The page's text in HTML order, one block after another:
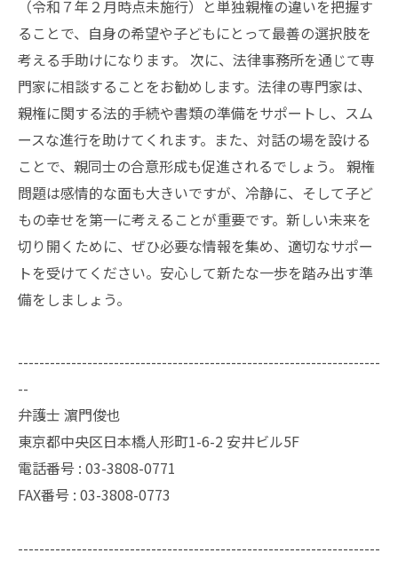
（令和７年２月時点未施行）と単独親権の違いを把握す
ることで、自身の希望や子どもにとって最善の選択肢を
考える手助けになります。 次に、法律事務所を通じて専
門家に相談することをお勧めします。法律の専門家は、
親権に関する法的手続や書類の準備をサポートし、スム
ースな進行を助けてくれます。また、対話の場を設ける
ことで、親同士の合意形成も促進されるでしょう。 親権
問題は感情的な面も大きいですが、冷静に、そして子ど
もの幸せを第一に考えることが重要です。新しい未来を
切り開くために、ぜひ必要な情報を集め、適切なサポー
トを受けてください。安心して新たな一歩を踏み出す準
備をしましょう。
--------------------------------------------------------------------
--
弁護士 濵門俊也
東京都中央区日本橋人形町1-6-2 安井ビル5F
電話番号 : 03-3808-0771
FAX番号 : 03-3808-0773
--------------------------------------------------------------------